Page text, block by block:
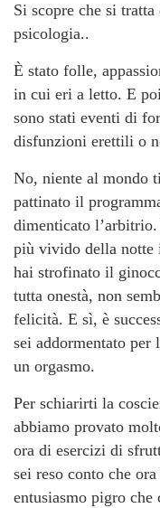
Si scopre che si
psicologia..
È stato folle,
in cui eri a letto. E
sono stati eventi di
disfunzioni erettili o
No, niente al mondo
pattinato il
dimenticato
più vivido della notte
hai strofinato il
tutta onestà, non
felicità. E sì, è
sei addormentato
un orgasmo.
Per schiarirti la
abbiamo provato
ora di esercizi di
sei reso conto che
entusiasmo pigro